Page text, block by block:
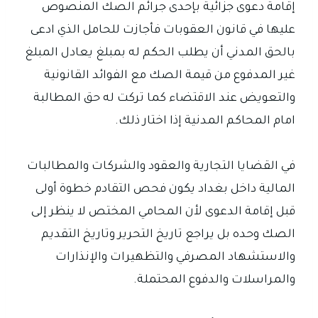
إقامة دعوى جزائية بإحدى جرائم الصك المنصوص
عليها في قانون العقوبات فأجازت للحامل الذي ادعى
بالحق المدني أن يطلب الحكم له بمبلغ يعادل المبلغ
غير المدفوع من قيمة الصك مع الفوائد القانونية
والتعويض عند الاقتضاء كما تركت له حق المطالبة
امام المحاكم المدنية إذا اختار ذلك.
في القضايا التجارية والعقود والشركات والمطالبات
المالية داخل بغداد يكون فحص التقادم خطوة أولى
قبل إقامة الدعوى لأن المحامي المختص لا ينظر إلى
الصك وحده بل يراجع تاريخ التحرير وتاريخ التقديم
والاستشهاد المصرفي والتظهيرات والإنذارات
والمراسلات والدفوع المحتملة.